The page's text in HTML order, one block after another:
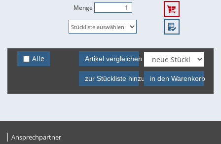
Menge
Alle Artikel vergleichen
zur Stückliste hinzufügenin den Warenkorb
Ansprechpartner